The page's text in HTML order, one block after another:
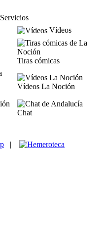
Servicios
Vídeos
Tiras cómicas
Vídeos La Noción
Chat
|